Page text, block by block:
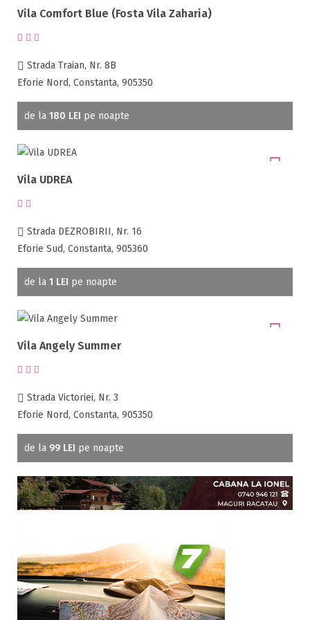
1 stea / margareta
2 stele / margarete
3 stele / margarete
5 stele / margarete
Pret:
Tip oferta
Toate tipurile de oferte
Oferta 1 Decembrie 2026 ( 1 )
Oferta Craciun 2026 ( 2 )
Alte oferte ( 2 )
Oferta 24 ianuarie ( 1 )
Alba ( 20 )
Arges ( 8 )
Bacau ( 15 )
Braila ( 3 )
Brasov ( 139 )
Bucuresti ( 15 )
Buzau ( 1 )
Vila Comfort Blue (Fosta Vila Zaharia)
Strada Traian, Nr. 8B
Eforie Nord, Constanta, 905350
de la 180 LEI pe noapte
Vila UDREA
Strada DEZROBIRII, Nr. 16
Eforie Sud, Constanta, 905360
de la 1 LEI pe noapte
Vila Angely Summer
Strada Victoriei, Nr. 3
Eforie Nord, Constanta, 905350
de la 99 LEI pe noapte